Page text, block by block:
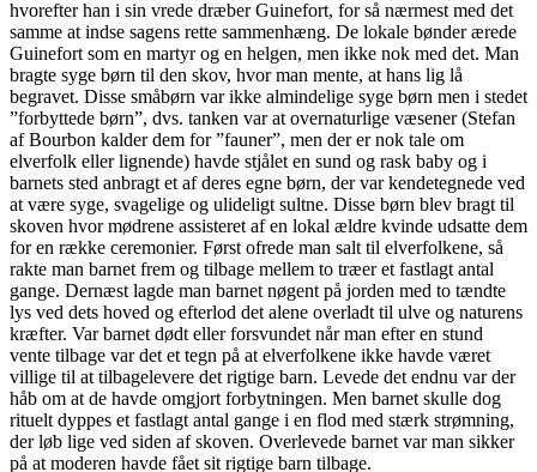
hvorefter han i sin vrede dræber Guinefort, for så nærmest med det
samme at indse sagens rette sammenhæng. De lokale bønder ærede
Guinefort som en martyr og en helgen, men ikke nok med det. Man
bragte syge børn til den skov, hvor man mente, at hans lig lå
begravet. Disse småbørn var ikke almindelige syge børn men i stedet
”forbyttede børn”, dvs. tanken var at overnaturlige væsener (Stefan
af Bourbon kalder dem for ”fauner”, men der er nok tale om
elverfolk eller lignende) havde stjålet en sund og rask baby og i
barnets sted anbragt et af deres egne børn, der var kendetegnede ved
at være syge, svagelige og ulideligt sultne. Disse børn blev bragt til
skoven hvor mødrene assisteret af en lokal ældre kvinde udsatte dem
for en række ceremonier. Først ofrede man salt til elverfolkene, så
rakte man barnet frem og tilbage mellem to træer et fastlagt antal
gange. Dernæst lagde man barnet nøgent på jorden med to tændte
lys ved dets hoved og efterlod det alene overladt til ulve og naturens
kræfter. Var barnet dødt eller forsvundet når man efter en stund
vente tilbage var det et tegn på at elverfolkene ikke havde været
villige til at tilbagelevere det rigtige barn. Levede det endnu var der
håb om at de havde omgjort forbytningen. Men barnet skulle dog
rituelt dyppes et fastlagt antal gange i en flod med stærk strømning,
der løb lige ved siden af skoven. Overlevede barnet var man sikker
på at moderen havde fået sit rigtige barn tilbage.